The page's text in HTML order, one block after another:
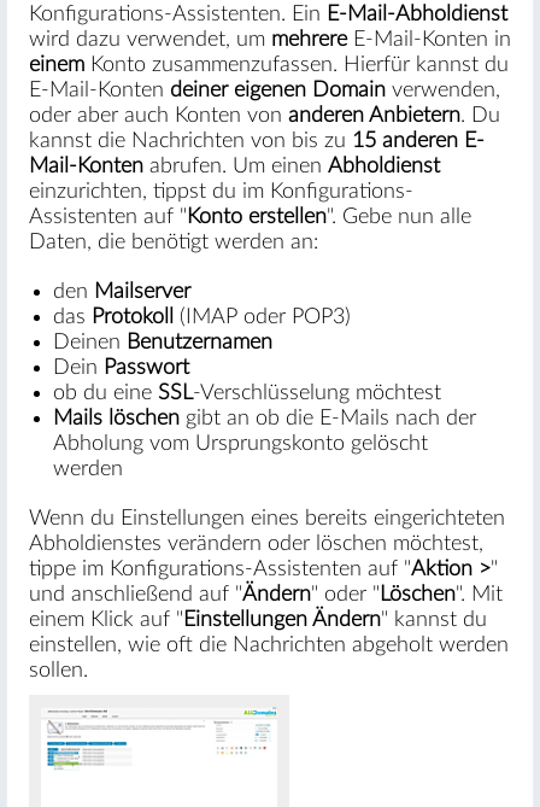
Konfigurations-Assistenten. Ein E-Mail-Abholdienst
wird dazu verwendet, um mehrereE-Mail-Konten in
einemKonto zusammenzufassen. Hierfür kannst du
E-Mail-Konten deiner eigenen Domainverwenden,
oder aber auch Konten von anderen Anbietern. Du
kannst die Nachrichten von bis zu 15 anderen E-
Mail-Kontenabrufen. Um einen Abholdienst
einzurichten, tippst du im Konfigurations-
Assistenten auf " Konto erstellen". Gebe nun alle
Daten, die benötigt werden an:
den Mailserver
das Protokoll
(IMAP oder POP3)
Deinen Benutzernamen
Dein Passwort
ob du eine SSL-Verschlüsselung möchtest
Mails löschengibt an ob die E-Mails nach der
Abholung vom Ursprungskonto gelöscht
werden
Wenn du Einstellungen eines bereits eingerichteten
Abholdienstes verändern oder löschen möchtest,
tippe im Konfigurations-Assistenten auf "Aktion >"
und anschließend auf "Ändern" oder " Löschen". Mit
einem Klick auf " Einstellungen Ändern" kannst du
einstellen, wie oft die Nachrichten abgeholt werden
sollen.